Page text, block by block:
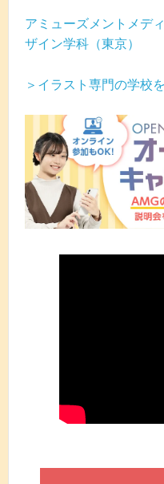
アミューズメントメデ
ザイン学科（東京）
＞イラスト専門の学校